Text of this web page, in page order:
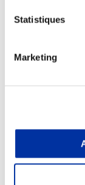
Statistiques
Marketing